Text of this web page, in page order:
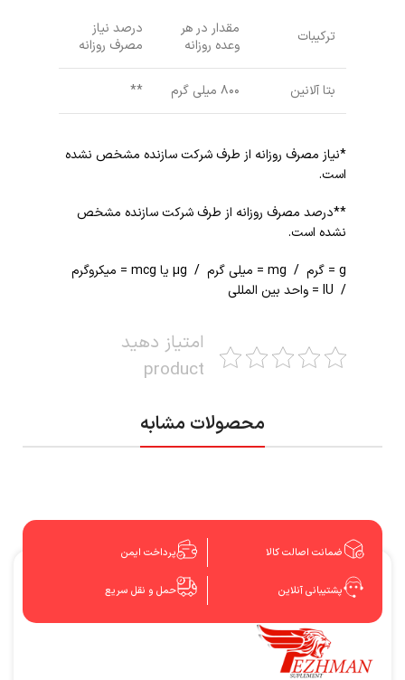
ترکیبات
مقدار در هر
وعده روزانه
درصد نیاز
مصرف روزانه
بتا آلانین ۸۰۰ میلی گرم **
*نیاز مصرف روزانه از طرف شرکت سازنده مشخص نشده
است.
**درصد مصرف روزانه از طرف شرکت سازنده مشخص
نشده است.
g = گرم / mg = میلی گرم / µg یا mcg = میکروگرم
/ IU = واحد بین المللی
امتیاز دهید
product
محصولات مشابه
ضمانت اصالت کالا پرداخت ایمن
پشتیبانی آنلاین حمل و نقل سریع